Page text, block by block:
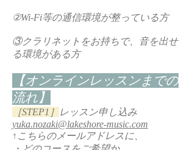
②Wi-Fi等の通信環境が整っている方
③クラリネットをお持ちで、音を出せ
る環境がある方
【オンラインレッスンまでの
流れ】
［STEP1］
レッスン申し込み
yuka.nozaki@lakeshore-music.com
↑こちらのメールアドレスに、